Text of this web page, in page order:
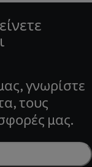
γνωρίστε
τους
μας.